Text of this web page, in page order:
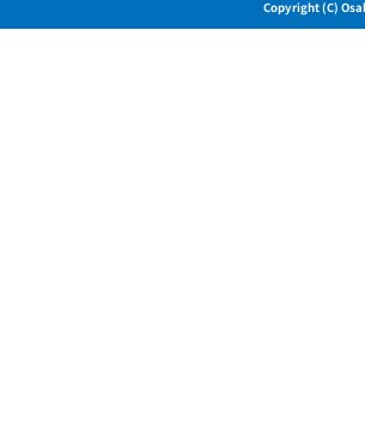
Copyright (C)